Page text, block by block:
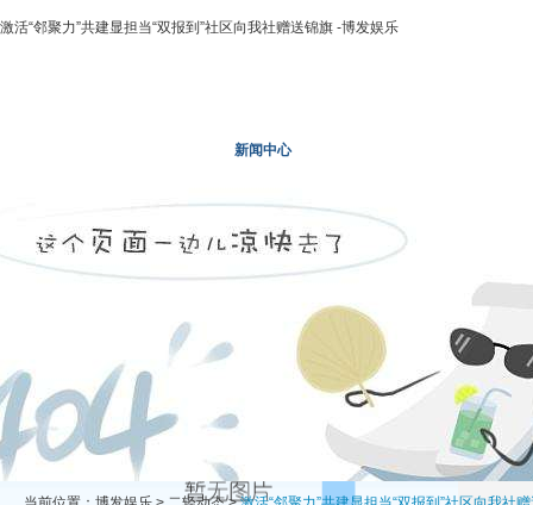
激活“邻聚力”共建显担当“双报到”社区向我社赠送锦旗 -博发娱乐
新闻中心